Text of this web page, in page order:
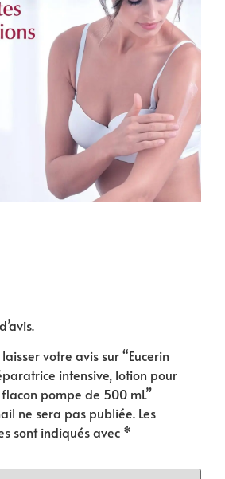
votre avis sur “Eucerin
intensive, lotion pour
pompe de 500 mL”
ne sera pas publiée. Les
sont indiqués avec *